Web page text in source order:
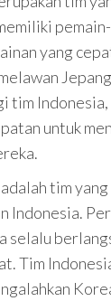
yang
tim Indonesia,
untuk
tim
Indonesia.
selalu
Tim